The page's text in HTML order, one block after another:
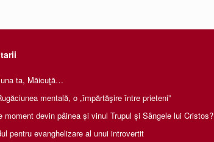
ta, Măicuţă…
mentală, o „împărtăşire între prieteni”
moment devin pâinea și vinul Trupul și Sângele lui Cristos?
pentru evanghelizare al unui introvertit